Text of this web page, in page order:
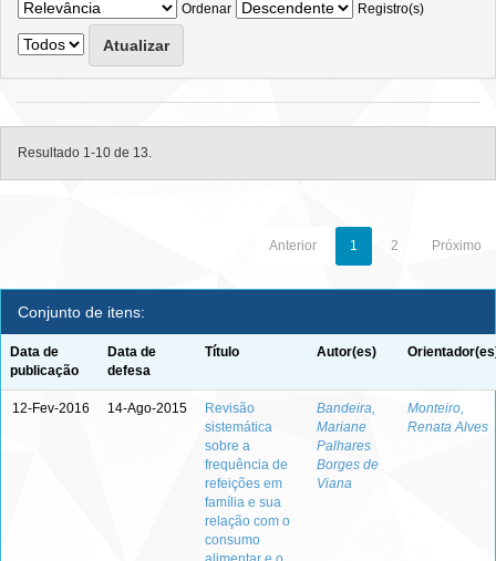
Ordenar
Registro(s)
Resultado 1-10 de 13.
Anterior 1 2 Próximo
Conjunto de itens:
Data de
publicação
Data de
defesa
Título Autor(es)
12-Fev-2016 14-Ago-2015
Revisão
sistemática
sobre a
frequência de
refeições em
família e sua
relação com o
consumo
Bandeira,
Mariane
Palhares
Borges de
Viana
Monteiro,
Renata Alves